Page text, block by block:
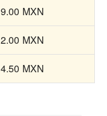
9.00 MXN
2.00 MXN
4.50 MXN